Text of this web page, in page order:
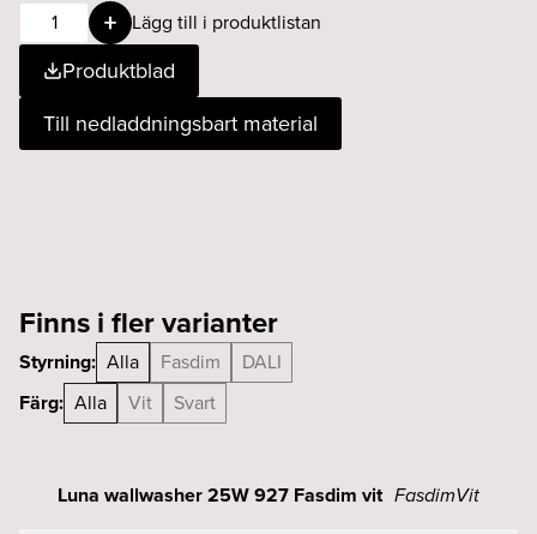
Luna
wallwasher
25W
930
Fasdim
svart
Lägg till i produktlistan
Produktblad
Till nedladdningsbart material
Finns i fler varianter
Styrning: Alla Fasdim
DALI
Färg: Alla Vit Svart
Luna wallwasher 25W 927 Fasdim vit FasdimVit